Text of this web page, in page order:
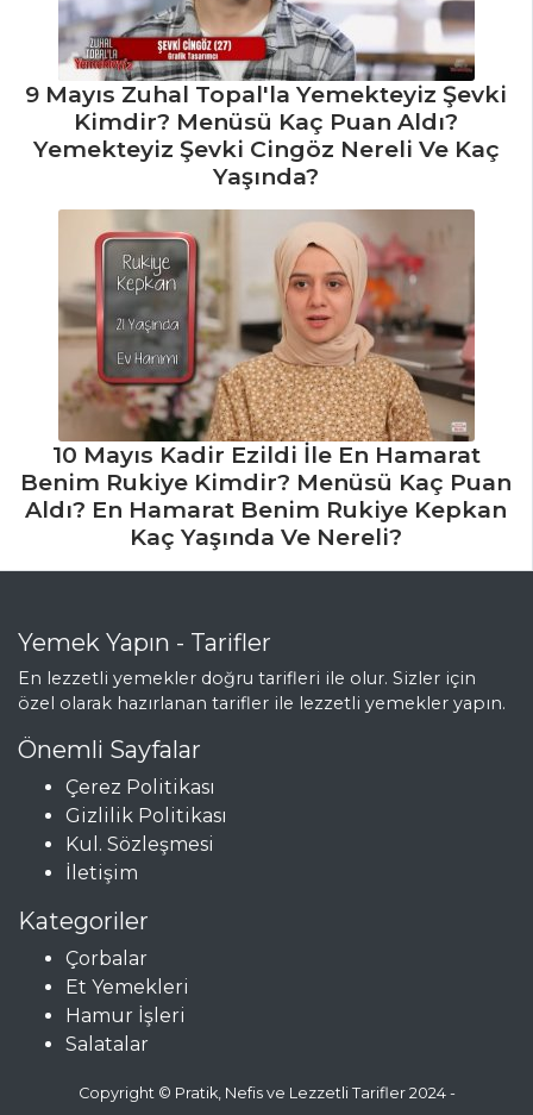
9 Mayıs Zuhal Topal'la Yemekteyiz Şevki
Kimdir? Menüsü Kaç Puan Aldı?
Yemekteyiz Şevki Cingöz Nereli Ve Kaç
Yaşında?
10 Mayıs Kadir Ezildi İle En Hamarat
Benim Rukiye Kimdir? Menüsü Kaç Puan
Aldı? En Hamarat Benim Rukiye Kepkan
Kaç Yaşında Ve Nereli?
Yemek Yapın - Tarifler
En lezzetli yemekler doğru tarifleri ile olur. Sizler için
özel olarak hazırlanan tarifler ile lezzetli yemekler yapın.
Önemli Sayfalar
Çerez Politikası
Gizlilik Politikası
Kul. Sözleşmesi
İletişim
Kategoriler
Çorbalar
Et Yemekleri
Hamur İşleri
Salatalar
Copyright © Pratik, Nefis ve Lezzetli Tarifler 2024 -